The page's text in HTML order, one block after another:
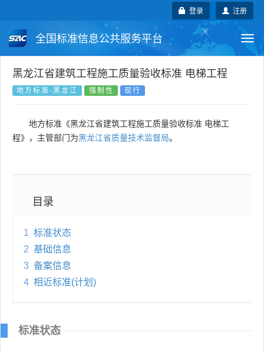
注册
登录
全国标准信息公共服务平台
国家标准 行业标准 地方标准
国外标准 技术委员会
黑龙江省建筑工程施工质量验收标准 电梯工程
地方标准-黑龙江 强制性 现行
地方标准《黑龙江省建筑工程施工质量验收标准 电梯工
程》，主管部门为黑龙江省质量技术监督局。
目录
1 标准状态
2 基础信息
3 备案信息
4 相近标准(计划)
标准状态